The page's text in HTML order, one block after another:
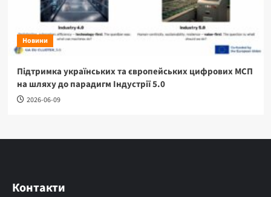
Новини
Підтримка українських та європейських цифрових МСП
на шляху до парадигм Індустрії 5.0
2026-06-09
Контакти